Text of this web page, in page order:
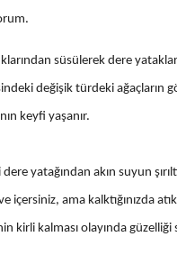
süsülerek dere
değişik türdeki ağaçların
keyfi yaşanır.
yatağından akın suyun
içersiniz, ama kalktığınızda
kirli kalması olayında